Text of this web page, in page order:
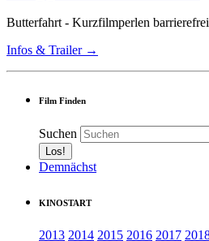
Butterfahrt - Kurzfilmperlen
Infos & Trailer →
Film Finden
Suchen
Demnächst
KINOSTART
2013 2014 2015 2016 2017